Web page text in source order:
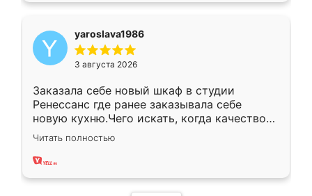
yaroslava1986
3 августа 2026
Заказала себе новый шкаф в студии
Ренессанс где ранее заказывала себе
новую кухню.Чего искать, когда качеством
вполне довольна. Служит кухня уже почти
два года, нареканий нет.
Читать полностью